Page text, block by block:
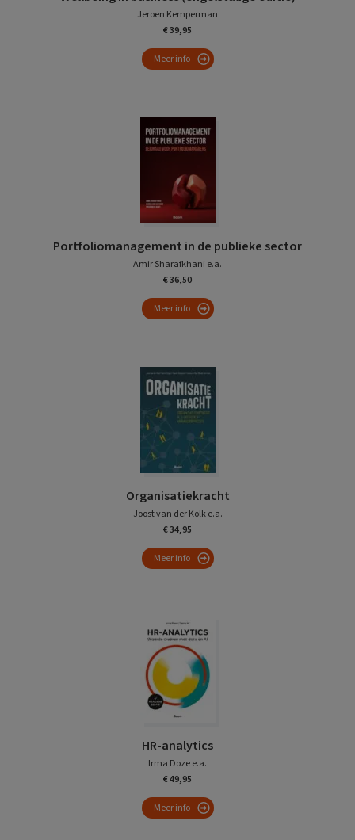
Jeroen Kemperman
€ 39,95
Meer info
Portfoliomanagement in de publieke sector
Amir Sharafkhani e.a.
€ 36,50
Meer info
Organisatiekracht
Joost van der Kolk e.a.
€ 34,95
Meer info
HR-analytics
Irma Doze e.a.
€ 49,95
Meer info